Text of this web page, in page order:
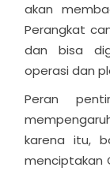
akan
Perangkat
dan bisa
operasi dan
Peran
karena itu,
menciptakan